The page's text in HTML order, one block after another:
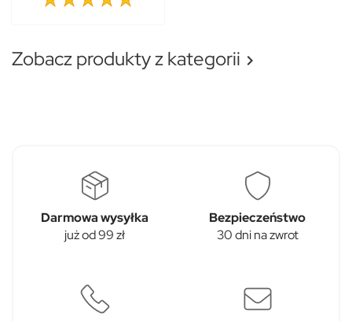
Zobacz produkty z kategorii 
Darmowa wysyłka
już od 99 zł
Bezpieczeństwo
30 dni na zwrot